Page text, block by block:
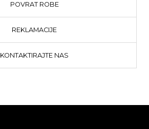
POVRAT ROBE
REKLAMACIJE
KONTAKTIRAJTE NAS